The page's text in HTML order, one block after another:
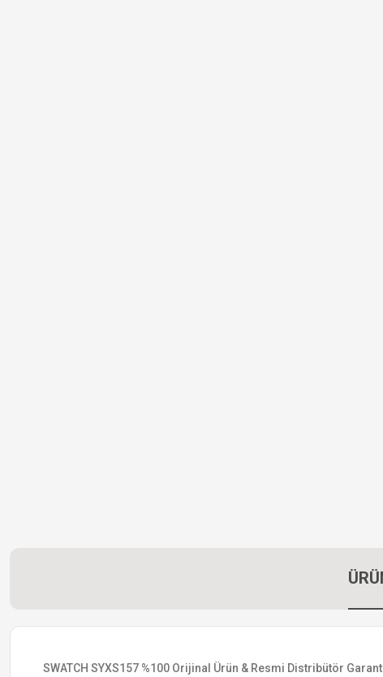
SWATCH SYXS157 %100 Orijinal Ürün & Resmi Distribütör